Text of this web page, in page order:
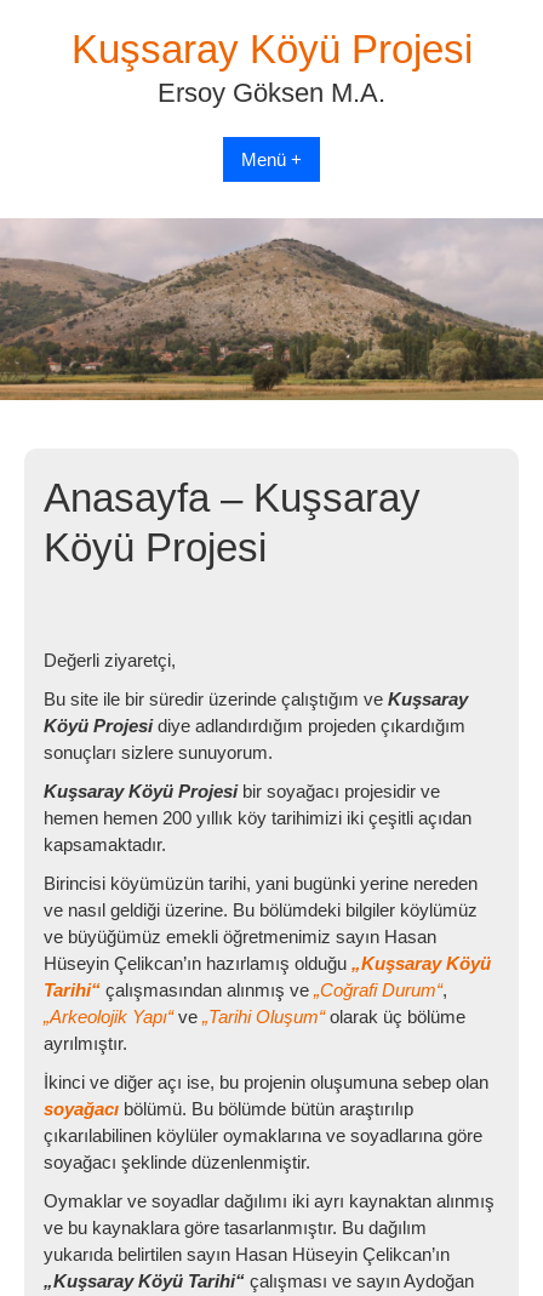
Kuşsaray Köyü Projesi
Ersoy Göksen M.A.
Menü +
Anasayfa – Kuşsaray
Köyü Projesi
Değerli ziyaretçi,
Bu site ile bir süredir üzerinde çalıştığım veKuşsaray
Köyü Projesidiye adlandırdığım projeden çıkardığım
sonuçları sizlere sunuyorum.
Kuşsaray Köyü Projesibir soyağacı projesidir ve
hemen hemen 200 yıllık köy tarihimizi iki çeşitli açıdan
kapsamaktadır.
Birincisi köyümüzün tarihi, yani bugünki yerine nereden
ve nasıl geldiği üzerine. Bu bölümdeki bilgiler köylümüz
ve büyüğümüz emekli öğretmenimiz sayın Hasan
Hüseyin Çelikcan’ın hazırlamış olduğu„Kuşsaray Köyü
Tarihi“ çalışmasından alınmış ve„Coğrafi Durum“,
„Arkeolojik Yapı“ve„Tarihi Oluşum“olarak üç bölüme
ayrılmıştır.
İkinci ve diğer açı ise, bu projenin oluşumuna sebep olan
soyağacı bölümü. Bu bölümde bütün araştırılıp
çıkarılabilinen köylüler oymaklarına ve soyadlarına göre
soyağacı şeklinde düzenlenmiştir.
Oymaklar ve soyadlar dağılımı iki ayrı kaynaktan alınmış
ve bu kaynaklara göre tasarlanmıştır. Bu dağılım
yukarıda belirtilen sayın Hasan Hüseyin Çelikcan’ın
„Kuşsaray Köyü Tarihi“ çalışması ve sayın Aydoğan